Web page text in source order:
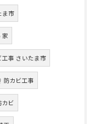
ま市
家
事 さいたま市
防カビ工事
カビ